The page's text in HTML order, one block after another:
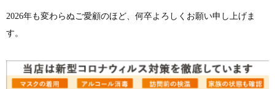
2026年も変わらぬご愛顧のほど、何卒よろしくお願い申し上げま
す。